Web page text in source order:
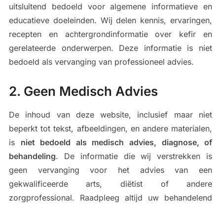
uitsluitend bedoeld voor algemene informatieve en
educatieve doeleinden. Wij delen kennis, ervaringen,
recepten en achtergrondinformatie over kefir en
gerelateerde onderwerpen. Deze informatie is niet
bedoeld als vervanging van professioneel advies.
2. Geen Medisch Advies
De inhoud van deze website, inclusief maar niet
beperkt tot tekst, afbeeldingen, en andere materialen,
is niet bedoeld als medisch advies, diagnose, of
behandeling. De informatie die wij verstrekken is
geen vervanging voor het advies van een
gekwalificeerde arts, diëtist of andere
zorgprofessional. Raadpleeg altijd uw behandelend